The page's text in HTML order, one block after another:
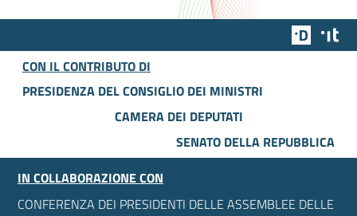
Team
CON IL CONTRIBUTO DI
PRESIDENZA DEL CONSIGLIO DEI MINISTRI
CAMERA DEI DEPUTATI
SENATO DELLA REPUBBLICA
IN COLLABORAZIONE CON
CONFERENZA DEI PRESIDENTI DELLE ASSEMBLEE DELLE